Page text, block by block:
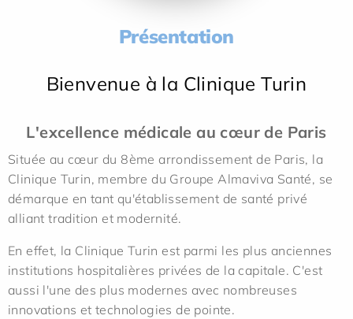
Présentation
Bienvenue à la Clinique Turin
L'excellence médicale au cœur de Paris
Située au cœur du 8ème arrondissement de Paris, la
Clinique Turin, membre du Groupe Almaviva Santé, se
démarque en tant qu'établissement de santé privé
alliant tradition et modernité.
En effet, la Clinique Turin est parmi les plus anciennes
institutions hospitalières privées de la capitale. C'est
aussi l'une des plus modernes avec nombreuses
innovations et technologies de pointe.